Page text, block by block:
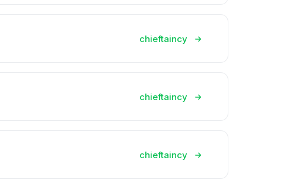
chieftaincy
chieftaincy
chieftaincy